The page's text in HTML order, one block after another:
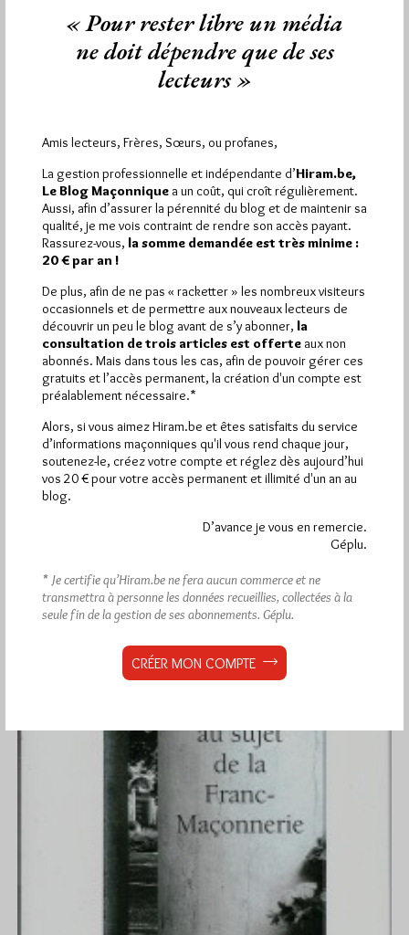
Présentation des Editions Logos à la
librairie La Cale Sèche
Par Jiri Pragman
Dimanche 18/03/12
La présentation des Editions Logos à la librairie etterbeekoise
(et en ligne) La Cale Sèche a bien eu lieu ce…
DansEdition
« Pour rester libre un média
ne doit dépendre que de ses
lecteurs »
Amis lecteurs, Frères, Sœurs, ou profanes,
La gestion professionnelle et indépendante d’Hiram.be,
Le Blog Maçonnique a un coût, qui croît régulièrement.
Aussi, afin d’assurer la pérennité du blog et de maintenir sa
qualité, je me vois contraint de rendre son accès payant.
Rassurez-vous, la somme demandée est très minime :
20 € par an !
De plus, afin de ne pas « racketter » les nombreux visiteurs
occasionnels et de permettre aux nouveaux lecteurs de
découvrir un peu le blog avant de s’y abonner, la
consultation de trois articles est offerte aux non
abonnés. Mais dans tous les cas, afin de pouvoir gérer ces
gratuits et l’accès permanent, la création d'un compte est
préalablement nécessaire.*
Alors, si vous aimez Hiram.be et êtes satisfaits du service
d’informations maçonniques qu'il vous rend chaque jour,
soutenez-le, créez votre compte et réglez dès aujourd’hui
vos 20 € pour votre accès permanent et illimité d'un an au
blog.
D’avance je vous en remercie.
Géplu.
* Je certifie qu’Hiram.be ne fera aucun commerce et ne
transmettra à personne les données recueillies, collectées à la
seule fin de la gestion de ses abonnements. Géplu.
CRÉER MON COMPTE